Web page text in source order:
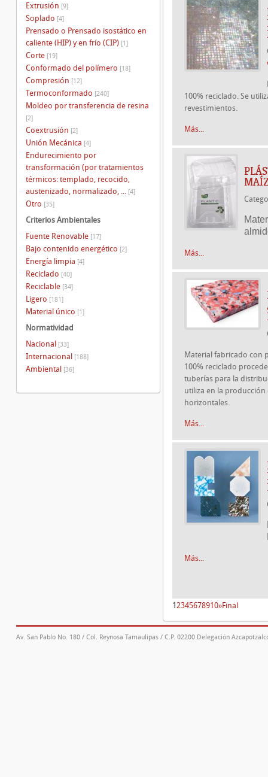
100% reciclado. Se
revestimientos.
Más...
Más...
Material fabricado con
100% reciclado
tuberías para la
utiliza en la producción
horizontales.
Más...
Más...
1 2345678910»Final
Extrusión [9]
Soplado [4]
Prensado o Prensado isostático en
caliente (HIP) y en frío (CIP) [1]
Corte [19]
Conformado del polímero [18]
Compresión [12]
Termoconformado [240]
Moldeo por transferencia de resina
[2]
Coextrusión [2]
Unión Mecánica [4]
Endurecimiento por
transformación (por tratamientos
térmicos: templado, recocido,
austenizado, normalizado, ...
[4]
Otro [35]
Criterios Ambientales
Fuente Renovable [17]
Bajo contenido energético [2]
Energía limpia [4]
Reciclado [40]
Reciclable [34]
Ligero [181]
Material único [1]
Normatividad
Nacional [33]
Internacional [188]
Ambiental [36]
Av. San Pablo No. 180 / Col. Reynosa Tamaulipas / C.P. 02200 Delegación